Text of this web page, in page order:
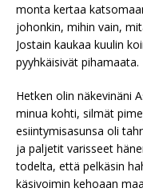
monta kertaa
johonkin, mihin vain,
Jostain kaukaa kuulin
pyyhkäisivät pihamaata.
Hetken olin näkevinäni
minua kohti, silmät
esiintymisasunsa oli
ja paljetit varisseet
todelta, että pelkäsin
käsivoimin kehoaan